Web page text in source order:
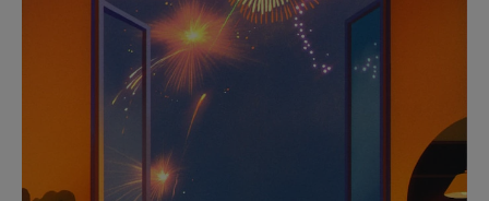
ANZUHALTEN
STUMMSCHALTUNG